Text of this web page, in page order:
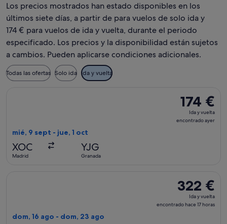
Los precios mostrados han estado disponibles en los
últimos siete días, a partir de para vuelos de solo ida y
174 € para vuelos de ida y vuelta, durante el periodo
especificado. Los precios y la disponibilidad están sujetos
a cambios. Pueden aplicarse condiciones adicionales.
Todas las ofertas Solo ida Ida y vuelta
174 €
Ida
y
174 €
Ida y vuelta
encontrado ayer
mié, 9 sept - jue, 1 oct
XOC
Madrid
YJG
Granada
322 €
Ida
y
322 €
Ida y vuelta
encontrado hace 17 horas
dom, 16 ago - dom, 23 ago